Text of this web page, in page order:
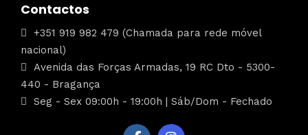
Contactos
+351 919 982 479 (Chamada para rede móvel
nacional)
Avenida das Forças Armadas, 19 RC Dto - 5300-
440 - Bragança
Seg - Sex 09:00h - 19:00h | Sáb/Dom - Fechado